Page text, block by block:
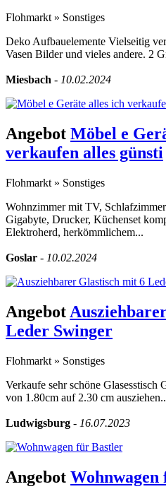
Flohmarkt » Sonstiges
Deko Aufbauelemente Vielseitig
Vasen Bilder und vieles andere. 2
Miesbach - 10.02.2024
Angebot Möbel e
verkaufen alles günsti
Flohmarkt » Sonstiges
Wohnzimmer mit TV,
Gigabyte, Drucker, Küchenset
Elektroherd, herkömmlichem...
Goslar - 10.02.2024
Angebot
Leder Swinger
Flohmarkt » Sonstiges
Verkaufe sehr schöne Glasesstisch
von 1.80cm auf 2.30 cm
Ludwigsburg - 16.07.2023
Angebot